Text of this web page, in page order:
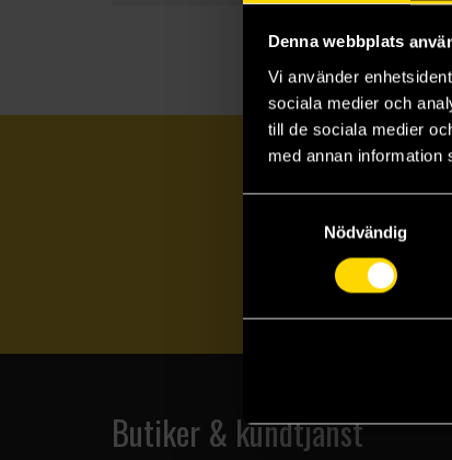
Denna webbplats
Vi använder
sociala medier och
till de sociala medier
med annan information
Nödvändig
Butiker & kundtjänst